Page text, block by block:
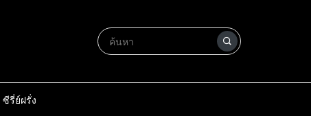
ซีรี่ย์ฝรั่ง